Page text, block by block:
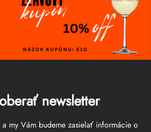
newsletter
my Vám budeme zasielať informácie o